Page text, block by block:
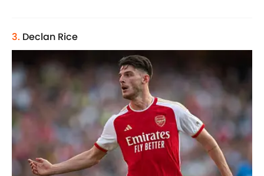
3. Declan Rice